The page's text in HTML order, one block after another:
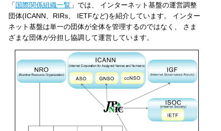
「国際関係組織一覧 」では、 インターネット基盤の運営調整
団体(ICANN、RIRs、 IETFなど)を紹介しています。 インター
ネット基盤は単一の団体が全体を管理するのではなく、 さま
ざまな団体が分担し協調して運営しています。